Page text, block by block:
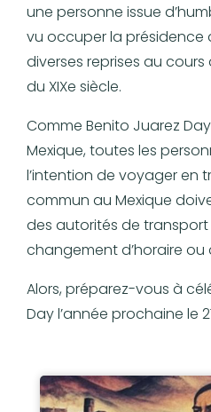
une personne issue
vu occuper la présidence
diverses reprises au
du XIXe siècle.
Comme Benito Juarez
Mexique, toutes les
l’intention de voyager en
commun au Mexique
des autorités de
changement d’horaire ou
Alors, préparez-vous à
Day l’année prochaine le